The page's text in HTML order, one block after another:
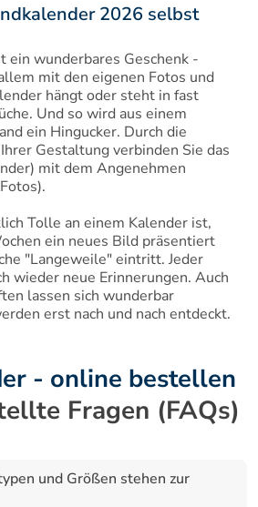
2026 selbst
ein wunderbares Geschenk -
mit den eigenen Fotos und
hängt oder steht in fast
Und so wird aus einem
ein Hingucker. Durch die
Gestaltung verbinden Sie das
mit dem Angenehmen
Tolle an einem Kalender ist,
ein neues Bild präsentiert
"Langeweile" eintritt. Jeder
wieder neue Erinnerungen. Auch
lassen sich wunderbar
erst nach und nach entdeckt.
- online bestellen
Fragen (FAQs)
und Größen stehen zur